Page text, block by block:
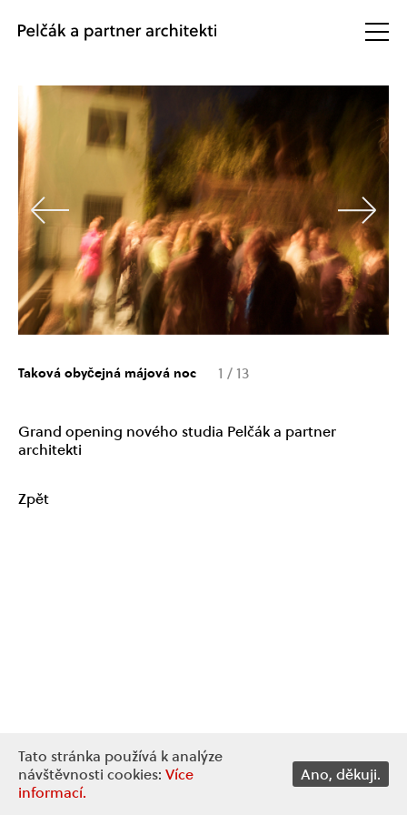
Taková obyčejná májová noc 1 / 13
Grand opening nového studia Pelčák a partner
architekti
Zpět
Tato stránka používá k analýze
návštěvnosti cookies: Více
informací.
Ano, děkuji.